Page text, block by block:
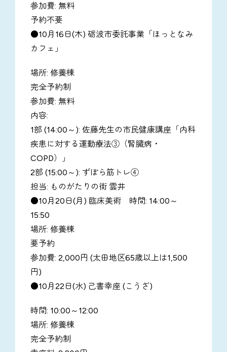
参加費: 無料
予約不要
●10月16日(木) 砺波市委託事業「ほっとなみ
カフェ」
場所: 修養棟
完全予約制
参加費: 無料
内容:
1部 (14:00～): 佐藤先生の市民健康講座「内科
疾患に対する運動療法③（腎臓病・
COPD）」
2部 (15:00～): ずぼら筋トレ④
担当: ものがたりの街 雲井
●10月20日(月) 臨床美術 時間: 14:00～
15:50
場所: 修養棟
要予約
参加費: 2,000円 (太田地区65歳以上は1,500
円)
●10月22日(水) 己書幸座 (こうざ)
時間: 10:00～12:00
場所: 修養棟
完全予約制